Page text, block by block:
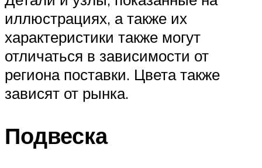
иллюстрациях, а также их
характеристики также могут
отличаться в зависимости от
региона поставки. Цвета также
зависят от рынка.
Подвеска